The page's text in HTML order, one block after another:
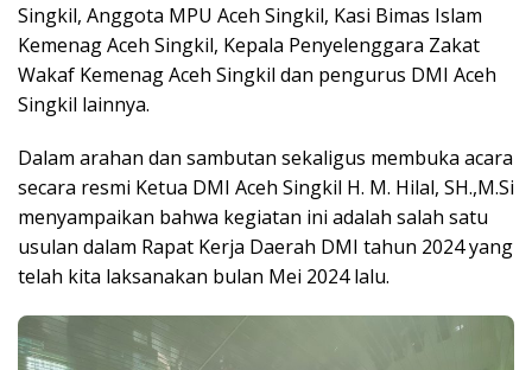
Singkil, Anggota MPU Aceh Singkil, Kasi Bimas Islam
Kemenag Aceh Singkil, Kepala Penyelenggara Zakat
Wakaf Kemenag Aceh Singkil dan pengurus DMI Aceh
Singkil lainnya.
Dalam arahan dan sambutan sekaligus membuka acara
secara resmi Ketua DMI Aceh Singkil H. M. Hilal, SH.,M.Si
menyampaikan bahwa kegiatan ini adalah salah satu
usulan dalam Rapat Kerja Daerah DMI tahun 2024 yang
telah kita laksanakan bulan Mei 2024 lalu.